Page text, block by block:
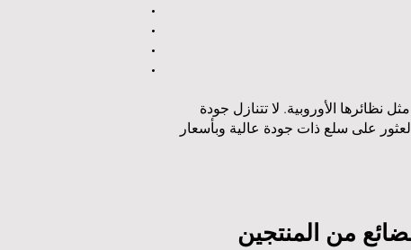
الأوروبية. لا تتنازل جودة
على سلع ذات جودة عالية وبأسعار
من المنتجين